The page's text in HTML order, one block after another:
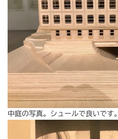
中庭の写真。シュールで良いです。